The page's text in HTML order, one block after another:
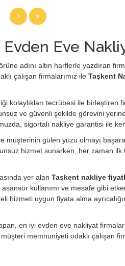
Eve
adını altın harflerle yazdıran
çalışan firmalarımız ile Taşkent
tecrübesi ile birleştiren
ve güvenli şekilde görevini
sigortalı nakliye garantisi ile
müşterinin gülen yüzü olmayı
hizmet sunarken, her zaman ilk
yer alan Taşkent nakliye
kullanımı ve mesafe gibi
uygun fiyata alma
en iyi evden eve nakliyat
memnuniyeti odaklı çalışan